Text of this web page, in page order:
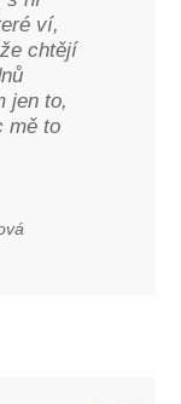
ví,
chtějí
jen to,
mě to